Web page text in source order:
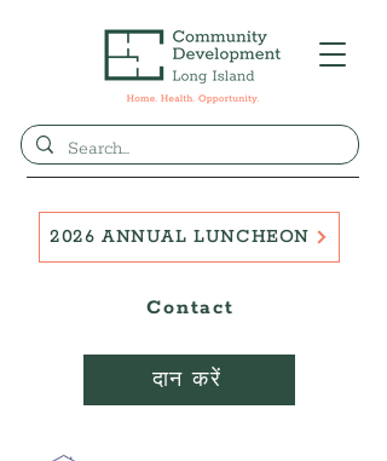
दान करें
Contact
2026 ANNUAL LUNCHEON